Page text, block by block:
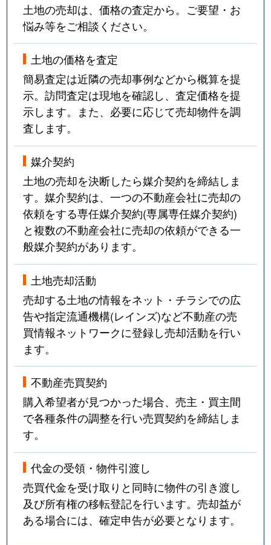
土地の売却は、価格の査定から。ご要望・お
悩み等をご相談ください。
土地の価格を査定
簡易査定は近隣の売却事例などから概算を提
示。訪問査定は現地を確認し、査定価格を提
示します。また、必要に応じて売却物件を調
査します。
媒介契約
土地の売却を決断したら媒介契約を締結しま
す。媒介契約は、一つの不動産会社に売却の
依頼をする専任媒介契約(専属専任媒介契約)
と複数の不動産会社に売却の依頼ができる一
般媒介契約があります。
土地売却活動
売却する土地の情報をネット・チラシでの広
告や指定流通機構(レインズ)など不動産の売
買情報ネットワークに登録し売却活動を行い
ます。
不動産売買契約
購入希望者が見つかった場合、売主・買主間
で各種条件の調整を行い売買契約を締結しま
す。
代金の受領・物件引渡し
売買代金を受け取りと同時に物件の引き渡し
及び所有権の移転登記を行います。売却益が
ある場合には、確定申告が必要となります。